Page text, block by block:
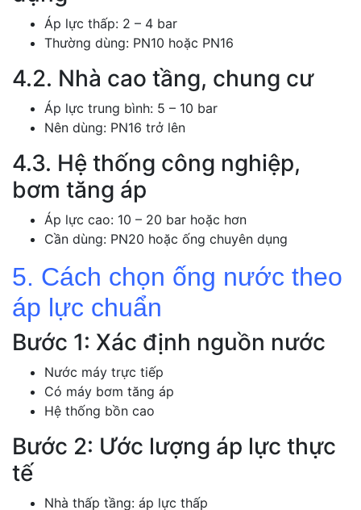
Áp lực thấp: 2 – 4 bar
Thường dùng: PN10 hoặc PN16
4.2. Nhà cao tầng, chung cư
Áp lực trung bình: 5 – 10 bar
Nên dùng: PN16 trở lên
4.3. Hệ thống công nghiệp,
bơm tăng áp
Áp lực cao: 10 – 20 bar hoặc hơn
Cần dùng: PN20 hoặc ống chuyên dụng
5. Cách chọn ống nước theo
áp lực chuẩn
Bước 1: Xác định nguồn nước
Nước máy trực tiếp
Có máy bơm tăng áp
Hệ thống bồn cao
Bước 2: Ước lượng áp lực thực
tế
Nhà thấp tầng: áp lực thấp